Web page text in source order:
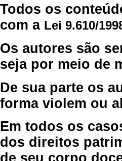
Todos os
com a Lei 9.610/
Os autores são
seja por meio de
De sua parte os
forma violem ou
Em todos os
dos direitos